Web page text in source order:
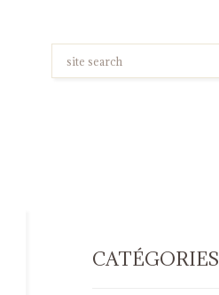
CATÉGORIES